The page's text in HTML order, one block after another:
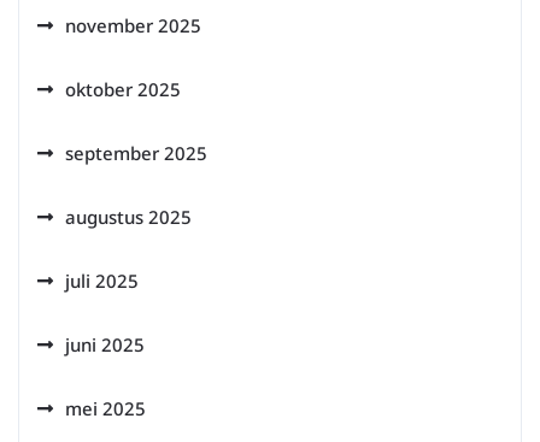
november 2025
oktober 2025
september 2025
augustus 2025
juli 2025
juni 2025
mei 2025